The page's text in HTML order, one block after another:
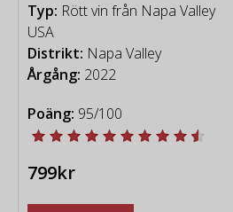
Typ: Rött vin från Napa Valley
USA
Distrikt: Napa Valley
Årgång: 2022
Poäng: 95/100
799kr